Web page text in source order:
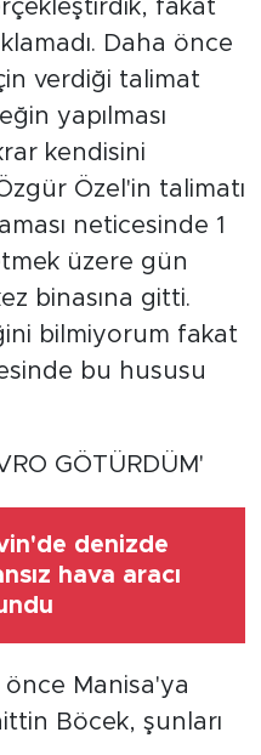
fakat
Daha önce
verdiği talimat
yapılması
kendisini
Özel'in talimatı
neticesinde 1
üzere gün
binasına gitti.
bilmiyorum fakat
bu hususu
GÖTÜRDÜM'
denizde
hava aracı
önce Manisa'ya
Böcek, şunları